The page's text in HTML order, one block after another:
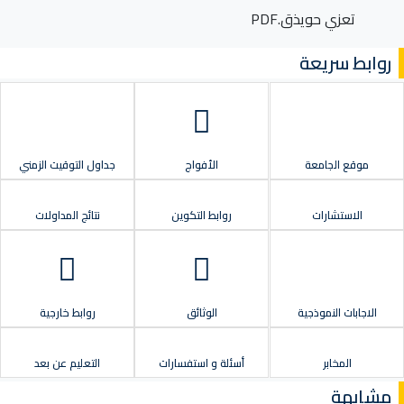
تعزي حويذق.PDF
روابط سريعة
موقع الجامعة الأفواج جداول التوقيت الزمني
الاستشارات روابط التكوين نتائج المداولات
الاجابات النموذجية الوثائق روابط خارجية
المخابر أسئلة و استفسارات التعليم عن بعد
مشابهة